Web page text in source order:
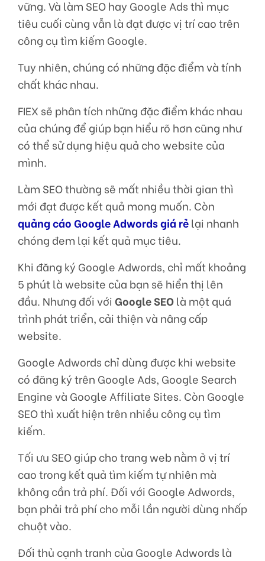
vững. Và làm SEOhay Google Ads thì mục
tiêu cuối cùng vẫn là đạt được vị trí cao trên
công cụ tìm kiếm Google.
Tuy nhiên, chúng có những đặc điểm và tính
chất khác nhau.
FIEX sẽ phân tích những đặc điểm khác nhau
của chúng để giúp bạn hiểu rõ hơn cũng như
có thể sử dụng hiệu quả cho website của
mình.
Làm SEO thường sẽ mất nhiều thời gian thì
mới đạt được kết quả mong muốn. Còn
quảng cáo Google Adwords giá rẻlại nhanh
chóng đem lại kết quả mục tiêu.
Khi đăng ký Google Adwords, chỉ mất khoảng
5 phút là website của bạn sẽ hiển thị lên
đầu. Nhưng đối vớiGoogle SEOlà một quá
trình phát triển, cải thiện và nâng cấp
website.
Google Adwords chỉ dùng được khi website
có đăng ký trên Google Ads, Google Search
Engine và Google Affiliate Sites. Còn Google
SEO thì xuất hiện trên nhiều công cụ tìm
kiếm.
Tối ưu SEO giúp cho trang web nằm ở vị trí
cao trong kết quả tìm kiếm tự nhiên mà
không cần trả phí. Đối với Google Adwords,
bạn phải trả phí cho mỗi lần người dùng nhấp
chuột vào.
Đối thủ cạnh tranh của Google Adwords là